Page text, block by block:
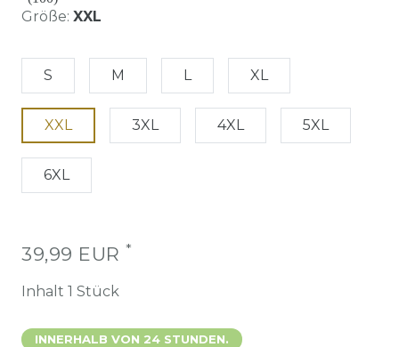
Größe: XXL
S M L XL
XXL 3XL 4XL 5XL
6XL
39,99 EUR *
Inhalt 1 Stück
INNERHALB VON 24 STUNDEN.